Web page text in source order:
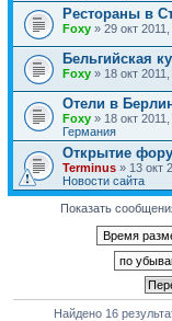
Рестораны в
Foxy » 29 окт
Бельгийская
Foxy » 18 окт
Отели в
Foxy » 18 окт
Германия
Открытие
Terminus » 13 окт
Новости сайта
Показать
Найдено 16